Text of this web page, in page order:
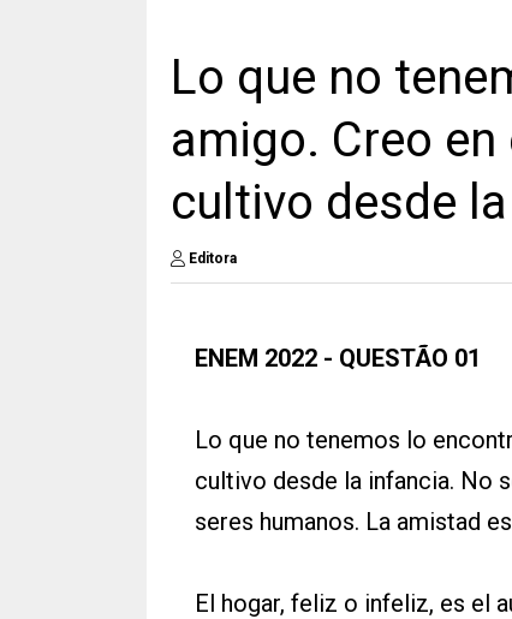
Lo que no
amigo. Creo
cultivo desde
Editora
ENEM 2022 - QUESTÃO 01
Lo que no tenemos lo
cultivo desde la infancia. No
seres humanos. La amistad
El hogar, feliz o infeliz, es el